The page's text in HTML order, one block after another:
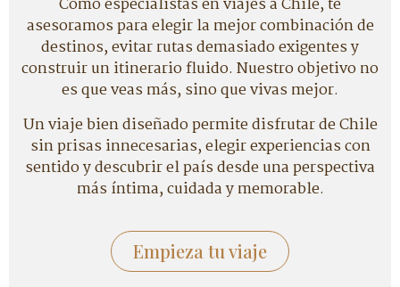
Como especialistas en viajes a Chile, te
asesoramos para elegir la mejor combinación de
destinos, evitar rutas demasiado exigentes y
construir un itinerario fluido. Nuestro objetivo no
es que veas más, sino que vivas mejor.
Un viaje bien diseñado permite disfrutar de Chile
sin prisas innecesarias, elegir experiencias con
sentido y descubrir el país desde una perspectiva
más íntima, cuidada y memorable.
Empieza tu viaje